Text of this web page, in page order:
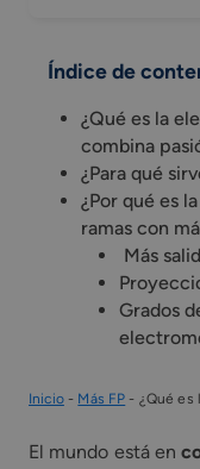
Índice de
¿Qué es la
combina
¿Para qué
¿Por qué es
ramas con
Más
Grados
Inicio- Más FP - ¿Qué es
El mundo está en